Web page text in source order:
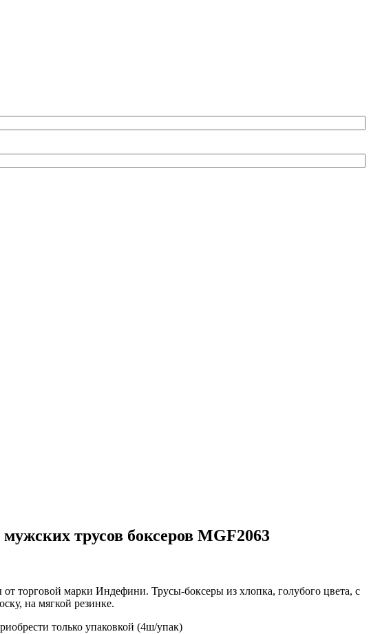
трусов боксеров MGF2063
торговой марки Индефини. Трусы-боксеры из хлопка, голубого цвета, с
на мягкой резинке.
только упаковкой (4ш/упак)